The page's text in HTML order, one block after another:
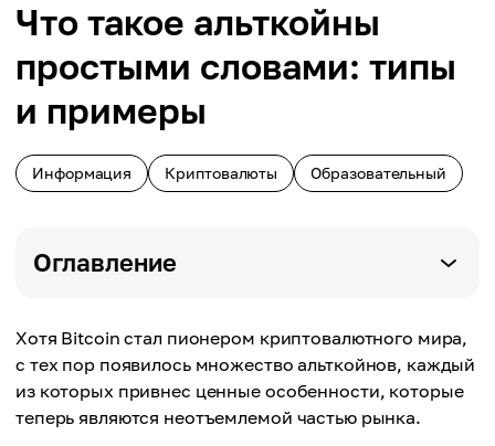
Что такое альткойны
простыми словами: типы
и примеры
Информация Криптовалюты Образовательный
Оглавление
Хотя Bitcoin стал пионером криптовалютного мира,
с тех пор появилось множество альткойнов, каждый
из которых привнес ценные особенности, которые
теперь являются неотъемлемой частью рынка.